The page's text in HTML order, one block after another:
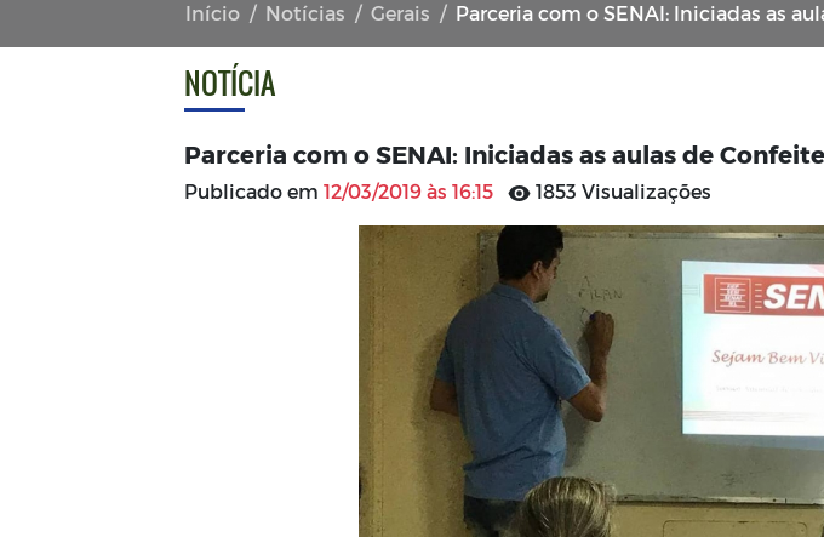
Início Notícias Gerais Parceria com o SENAI: Iniciadas as aulas de
NOTÍCIA
Parceria com o SENAI: Iniciadas as aulas de
Publicado em 12/03/2019 às 16:15 1853 Visualizações